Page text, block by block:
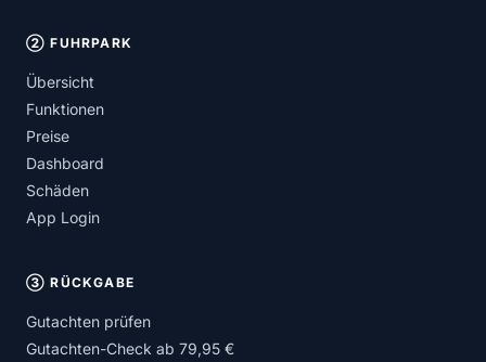
② FUHRPARK
Übersicht
Funktionen
Preise
Dashboard
Schäden
App Login
③ RÜCKGABE
Gutachten prüfen
Gutachten-Check ab 79,95 €